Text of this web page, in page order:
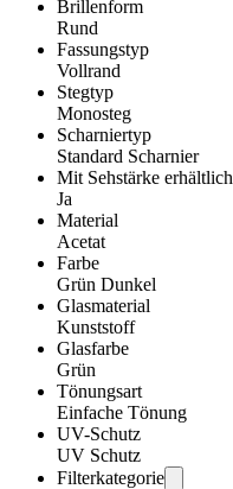
Brillenform
Rund
Fassungstyp
Vollrand
Stegtyp
Monosteg
Scharniertyp
Standard Scharnier
Mit Sehstärke erhältlich
Ja
Material
Acetat
Farbe
Grün Dunkel
Glasmaterial
Kunststoff
Glasfarbe
Grün
Tönungsart
Einfache Tönung
UV-Schutz
UV Schutz
Filterkategorie